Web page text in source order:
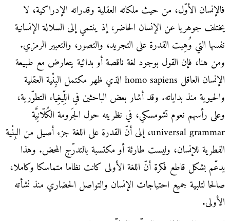
فالإنسان الأوّل، من حيث ملكاته العقلية وقدراته الإدراكية، لا
يختلف جوهريا عن الإنسان الحاضر، إذ ينتمي إلى السلالة الإنسانية
نفسها التي وُهِبت القدرة على التجريد، والتصور، والتعبير الرمزي.
ومن هنا، فإن القول بوجود لغة ناقصة أو بدائية يتعارض مع طبيعة
الإنسان العاقل homo sapiens الذي ظهر مكتمل البِنْية العقلية
والحيوية منذ بداياته. وقد أشار بعض الباحثين في اللِّيغِياء التطوّرية،
وعلى رأسهم نعوم تشومسكي، في نظريته حول الجَرومة الكُلّانِيَّة
universal grammar، إلى أنّ القدرة على اللغة جزء أصيل من البِنْية
الفطرية للإنسان، وليست طارئة أو مكتسبة بالتدرّج المحض. وهذا
يدعّم بشكل قاطع فكرة أنّ اللغة الأولى كانت نظاما متماسكا وكاملا،
صالحا لتلبية جميع احتياجات الإنسان والتواصل الحضاري منذ نشأته
الأولى.